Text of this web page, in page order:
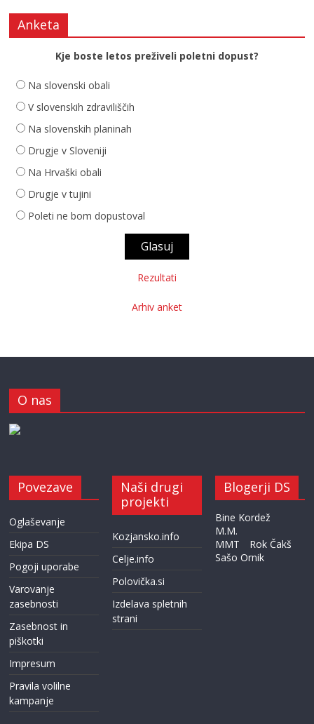
Anketa
Kje boste letos preživeli poletni dopust?
Na slovenski obali
V slovenskih zdraviliščih
Na slovenskih planinah
Drugje v Sloveniji
Na Hrvaški obali
Drugje v tujini
Poleti ne bom dopustoval
Rezultati
Arhiv anket
O nas
Povezave
Oglaševanje
Ekipa DS
Pogoji uporabe
Varovanje
zasebnosti
Zasebnost in
piškotki
Impresum
Pravila volilne
kampanje
Naši drugi
projekti
Kozjansko.info
Celje.info
Polovička.si
Izdelava spletnih
strani
Blogerji DS
Bine Kordež
M.M.
MMT
Rok Čakš
Sašo Ornik